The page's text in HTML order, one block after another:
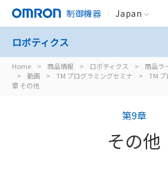
制御機器 Japan
Home > 商品情報 > ロボティクス > 商品ラ
>
動画 > TM プログラミングセミナ > TM
章 その他
ロボティクス
第9章
その他